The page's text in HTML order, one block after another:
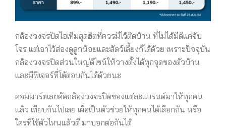
กล้องวงจรปิดไอเท็มสุดฮิตที่ควรมีไว้ติดบ้าน ที่ไม่ได้มีดีแค่จับ
โจร แต่เอาไว้ส่องดูลูกน้อยและสัตว์เลี้ยงก็ได้ด้วย เพราะปัจจุบัน
กล้องวงจรปิดส่วนใหญ่ดีไซน์ให้วางตั้งได้ทุกจุดของตัวบ้าน
และมีฟีเจอร์ที่โต้ตอบกันได้ด้วยนะ
คอมมาร์ตเลยคัดกล้องวงจรปิดของแต่ละแบรนด์มาให้ทุกคน
แล้ว เทียบกันไปเลย เผื่อเป็นตัวช่วยให้ทุกคนได้เลือกกัน หรือ
ใครที่ใช้ตัวไหนแล้วดี มาบอกต่อกันได้